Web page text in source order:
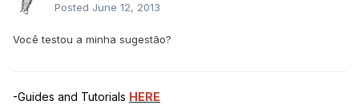
Posted June 12, 2013
Você testou a minha sugestão?
-Guides and Tutorials HERE